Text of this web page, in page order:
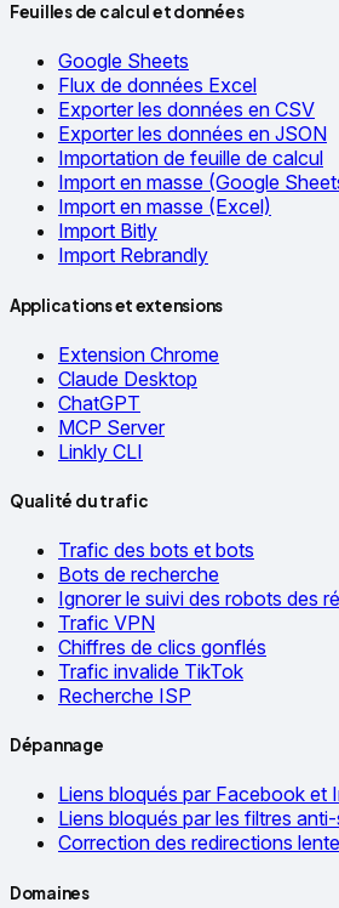
Feuilles de calcul et données
Google Sheets
Flux de données Excel
Exporter les données en CSV
Exporter les données en JSON
Importation de feuille de calcul
Import en masse (Google
Import en masse (Excel)
Import Bitly
Import Rebrandly
Applications et extensions
Extension Chrome
Claude Desktop
ChatGPT
MCP Server
Linkly CLI
Qualité du trafic
Trafic des bots et bots
Bots de recherche
Ignorer le suivi des robots des
Trafic VPN
Chiffres de clics gonflés
Trafic invalide TikTok
Recherche ISP
Dépannage
Liens bloqués par Facebook et
Liens bloqués par les filtres
Correction des redirections
Domaines